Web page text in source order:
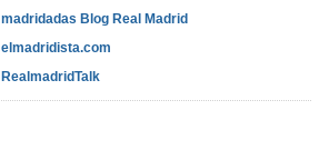
madridadas Blog Real Madrid
elmadridista.com
RealmadridTalk